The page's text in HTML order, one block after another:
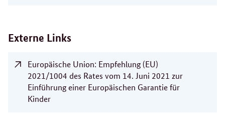
Externe Links
Europäische Union: Empfehlung (EU)
2021/1004 des Rates vom 14. Juni 2021 zur
Einführung einer Europäischen Garantie für
Kinder